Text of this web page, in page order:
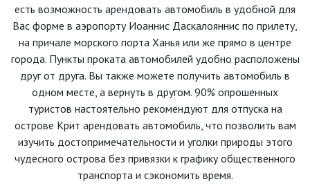
есть возможность арендовать автомобиль в удобной для
Вас форме в аэропорту Иоаннис Даскалояннис по прилету,
на причале морского порта Ханья или же прямо в центре
города. Пункты проката автомобилей удобно расположены
друг от друга. Вы также можете получить автомобиль в
одном месте, а вернуть в другом. 90% опрошенных
туристов настоятельно рекомендуют для отпуска на
острове Крит арендовать автомобиль, что позволить вам
изучить достопримечательности и уголки природы этого
чудесного острова без привязки к графику общественного
транспорта и сэкономить время.